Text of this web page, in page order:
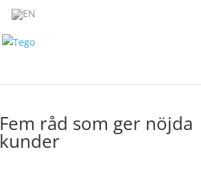
Fem råd som ger nöjda
kunder